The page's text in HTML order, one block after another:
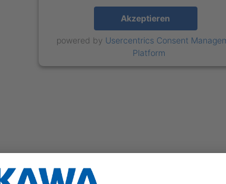
Akzeptieren
powered by Usercentrics Consent
Platform